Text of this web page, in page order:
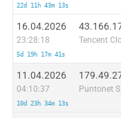
22d 11h 43m 13s
16.04.2026
23:28:18
5d 19h 17m 41s
11.04.2026
04:10:37
10d 23h 34m 13s
Puntonet